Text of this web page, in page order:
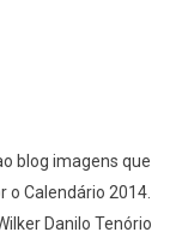
blog imagens que
Calendário 2014.
Danilo Tenório